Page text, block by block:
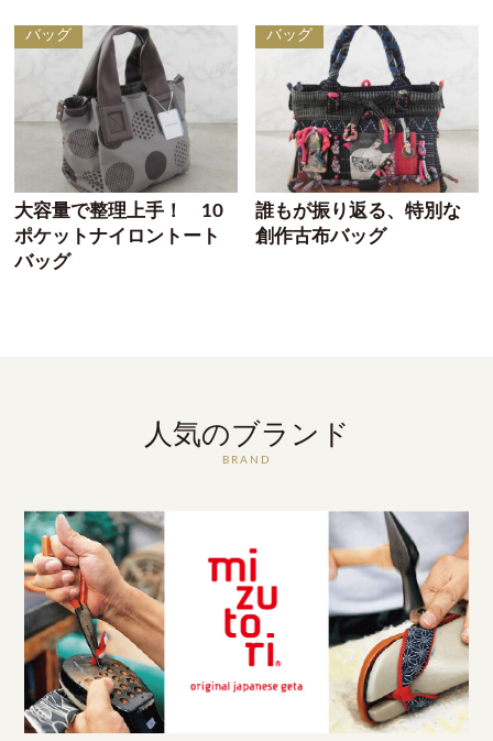
バッグ
大容量で整理上手！ 10
ポケットナイロントート
バッグ
バッグ
誰もが振り返る、特別な
創作古布バッグ
人気のブランド
BRAND